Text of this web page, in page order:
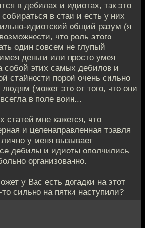
в дебилах и идиотах, так это
в стаи и есть у них
идиотский общий разум (я
что роль этого
один совсем не глупый
деньги или просто умея
собой этих самых дебилов и
стайности порой очень сильно
(может это от того, что они
в поле воин...
статей мне кажется, что
и целенаправленная травля
у меня вызывает
дебилы и идиоты ополчились
организованно.
у Вас есть догадки на этот
сильно на пятки наступили?